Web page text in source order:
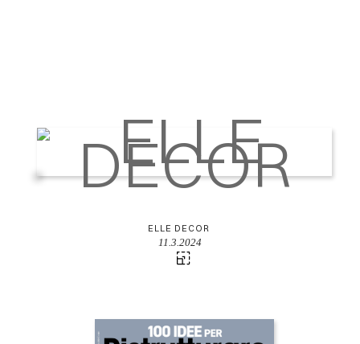
ELLE DECOR
11.3.2024